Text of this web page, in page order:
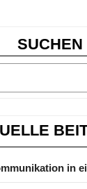
SUCHEN
in